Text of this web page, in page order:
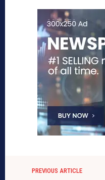
PREVIOUS ARTICLE